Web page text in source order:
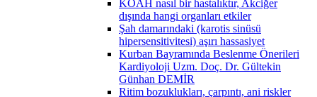
KOAH nasıl bir hastalıktır, Akciğer
dışında hangi organları etkiler
Şah damarındaki (karotis sinüsü
hipersensitivitesi) aşırı hassasiyet
Kurban Bayramında Beslenme Önerileri
Kardiyoloji Uzm. Doç. Dr. Gültekin
Günhan DEMİR
Ritim bozuklukları, çarpıntı, ani riskler